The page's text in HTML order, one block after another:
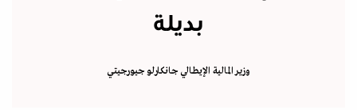
بديلة
وزير المالية الإيطالي جانكارلو جيورجيتي